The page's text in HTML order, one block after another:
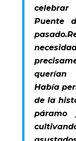
Puente
querían
Había
de la